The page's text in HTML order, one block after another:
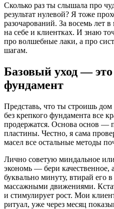
Сколько раз ты слышала про
результат нулевой? Я тоже
разочарований. За восемь лет
на себе и клиентках. И знаю
про волшебные лаки, а про
шагам.
Базовый уход — это
фундамент
Представь, что ты строишь
без крепкого фундамента все
продержатся. Основа основ —
пластины. Честно, я сама
масел все остальные методы
Лично советую миндальное
экономь — бери качественное,
буквально минуту, втирай его
массажными движениями.
и стимулирует рост. Мои
ритуал, уже через месяц